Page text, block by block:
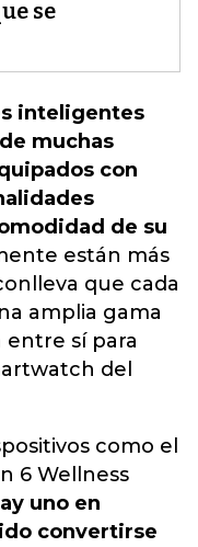
se
inteligentes
muchas
con
de su
están más
que cada
amplia gama
sí para
del
como el
6 Wellness
uno en
convertirse